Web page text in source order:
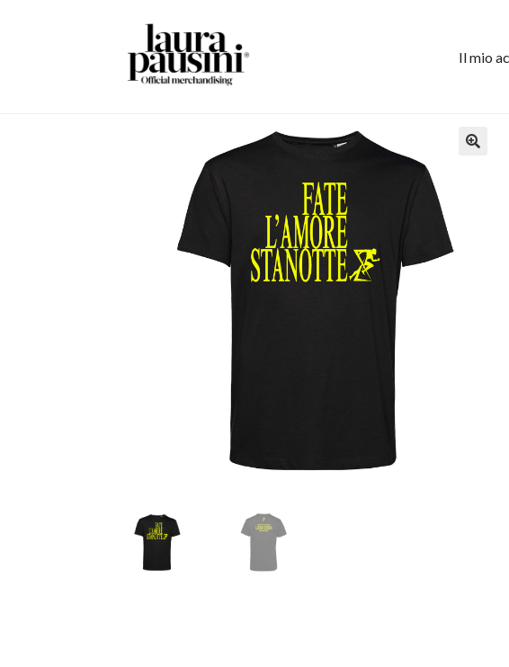
Il mio